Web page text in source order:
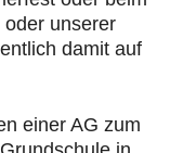
unserer
damit auf
einer AG zum